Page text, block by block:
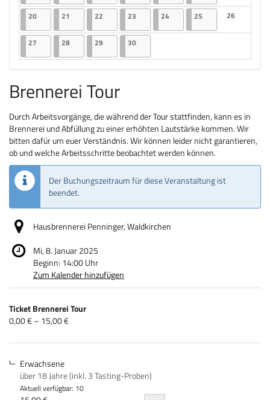
Keine
2020.04.2026
2 Veranstaltungen
21 21.04.2026
2 Veranstaltungen
22 22.04.2026
2 Veranstaltungen
23 23.04.2026
2 Veranstaltungen
2424.04.2026
2 Veranstaltungen
25 25.04.2026
2 Veranstaltungen
26
Keine
27 27.04.2026
2 Veranstaltungen
2828.04.2026
2 Veranstaltungen
2929.04.2026
2 Veranstaltungen
3030.04.2026
2 Veranstaltungen
Brennerei Tour
Durch Arbeitsvorgänge, die während der Tour stattfinden, kann es in
Brennerei und Abfüllung zu einer erhöhten Lautstärke kommen. Wir
bitten dafür um euer Verständnis. Wir können leider nicht garantieren,
ob und welche Arbeitsschritte beobachtet werden können.
Der Buchungszeitraum für diese Veranstaltung ist
beendet.
Hausbrennerei Penninger, Waldkirchen
Mi, 8. Januar 2025
Beginn: 14:00Uhr
Zum Kalender hinzufügen
Produkte
Unkategorisierte
Produkte
Ticket Brennerei Tour
von
bis
0,00 € – 15,00 €
Erwachsene
über 18 Jahre (inkl. 3 Tasting-Proben)
Aktuell verfügbar: 10